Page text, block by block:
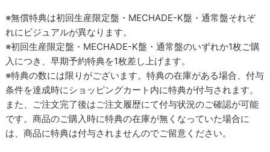
※無償特典は初回生産限定盤・MECHADE-K盤・通常盤それぞ
れにビジュアルが異なります。
※初回生産限定盤・MECHADE-K盤・通常盤のいずれか1枚ご購
入につき、早期予約特典を1枚差し上げます。
※特典の数には限りがございます。特典の在庫がある場合、付与
条件を達成時にショッピングカート内に特典が付与されます。
また、ご注文完了後はご注文履歴にて付与状況のご確認が可能
です。商品のご購入時に特典の在庫が無くなっていた場合に
は、商品に特典は付与されませんのでご留意ください。